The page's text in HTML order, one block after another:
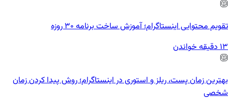
تقویم محتوایی اینستاگرام؛ آموزش ساخت برنامه ۳۰ روزه
13 دقیقه خواندن
بهترین زمان پست، ریلز و استوری در اینستاگرام؛ روش پیدا کردن زمان
شخصی